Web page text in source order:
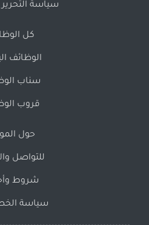
سياسة
كل
الوظائف
سناب
قروب
حول
للتواصل
شروط
سياسة